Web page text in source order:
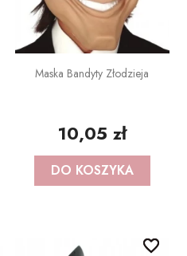
Maska Bandyty Złodzieja
10,05 zł
DO KOSZYKA
favorite_border
favorite_border